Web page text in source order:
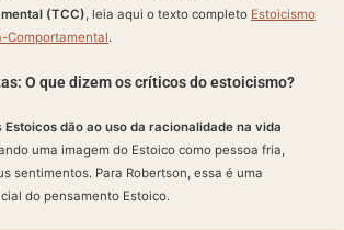
(TCC) , leia aqui o texto completo Estoicismo
Comportamental.
O que dizem os críticos do estoicismo?
Estoicos dão ao uso da racionalidade na vida
uma imagem do Estoico como pessoa fria,
sentimentos. Para Robertson, essa é uma
do pensamento Estoico.